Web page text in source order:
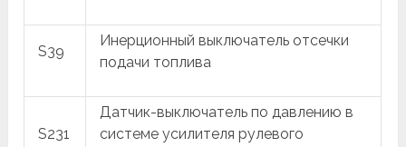
S39
Инерционный выключатель отсечки
подачи топлива
S231
Датчик-выключатель по давлению в
системе усилителя рулевого